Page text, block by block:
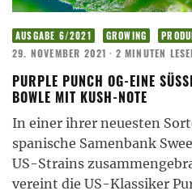
AUSGABE 6/2021 GROWING
29. NOVEMBER 2021 · 2 MINUTEN
PURPLE PUNCH OG-EINE
OWLE MIT KUSH-NOTE
In einer ihrer neuesten
spanische Samenbank
US-Strains
vereint die US-Klassiker